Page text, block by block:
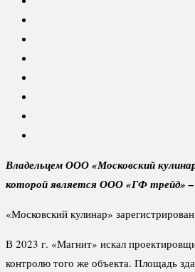
Владельцем ООО «Московский
которой является ООО «ГФ трейд» –
«Московский кулинар»
В 2023 г. «Магнит» искал
контролю того же объекта. Площадь